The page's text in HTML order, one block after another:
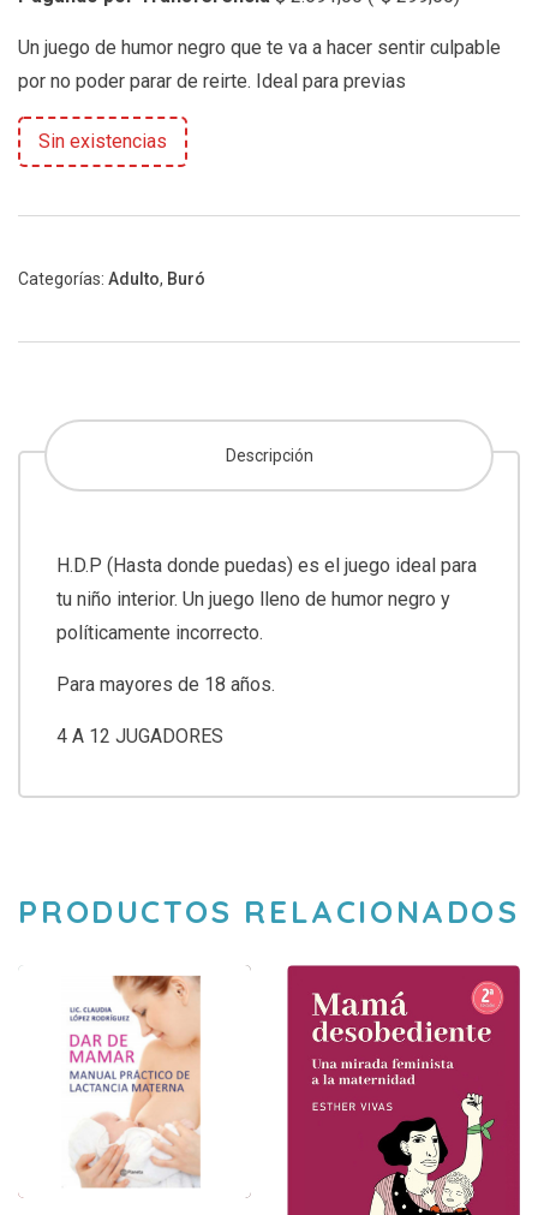
Un juego de humor negro que te va a hacer sentir culpable
por no poder parar de reirte. Ideal para previas
Sin existencias
Categorías: Adulto, Buró
Descripción
H.D.P (Hasta donde puedas) es el juego ideal para
tu niño interior. Un juego lleno de humor negro y
políticamente incorrecto.
Para mayores de 18 años.
4 A 12 JUGADORES
PRODUCTOS RELACIONADOS